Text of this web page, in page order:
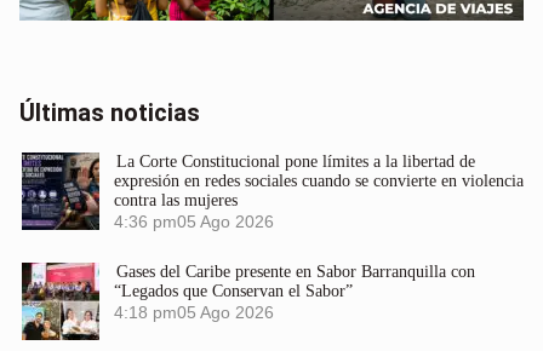
Últimas noticias
La Corte Constitucional pone límites a la libertad de
expresión en redes sociales cuando se convierte en violencia
contra las mujeres
4:36 pm05 Ago 2026
Gases del Caribe presente en Sabor Barranquilla con
“Legados que Conservan el Sabor”
4:18 pm05 Ago 2026